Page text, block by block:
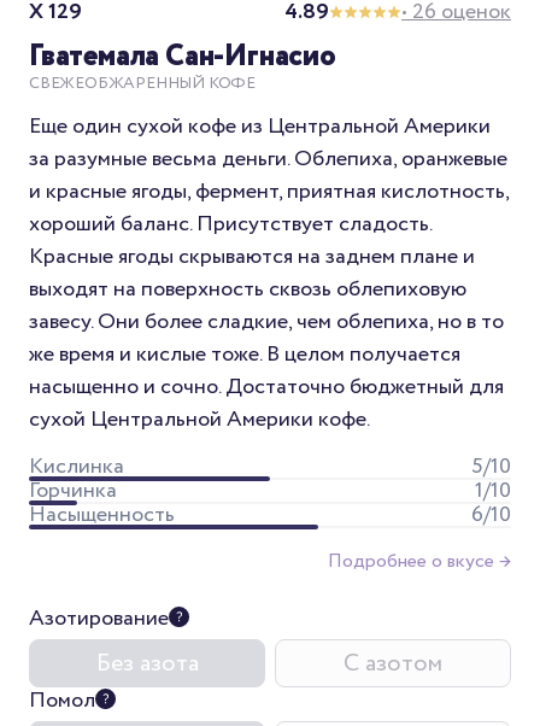
Гватемала Сан-Игнасио
СВЕЖЕОБЖАРЕННЫЙ КОФЕ
X 129 4.89 • 26 оценок
Еще один сухой кофе из Центральной Америки
за разумные весьма деньги. Облепиха, оранжевые
и красные ягоды, фермент, приятная кислотность,
хороший баланс. Присутствует сладость.
Красные ягоды скрываются на заднем плане и
выходят на поверхность сквозь облепиховую
завесу. Они более сладкие, чем облепиха, но в то
же время и кислые тоже. В целом получается
насыщенно и сочно. Достаточно бюджетный для
сухой Центральной Америки кофе.
Кислинка
5/10
Горчинка 1/10
Насыщенность 6/10
Подробнее о вкусе →
Азотирование
Без азота С азотом
Помол